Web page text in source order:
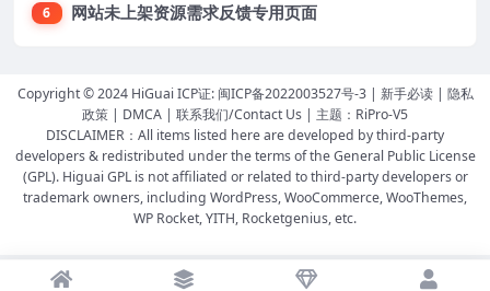
6 网站未上架资源需求反馈专用页面
Copyright © 2024 HiGuai ICP证: 闽ICP备2022003527号-3| 新手必读| 隐私
政策 | DMCA | 联系我们/Contact Us | 主题： RiPro-V5
DISCLAIMER：All items listed here are developed by third-party
developers & redistributed under the terms of the General Public License
(GPL). Higuai GPL is not affiliated or related to third-party developers or
trademark owners, including WordPress, WooCommerce, WooThemes,
WP Rocket, YITH, Rocketgenius, etc.